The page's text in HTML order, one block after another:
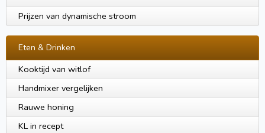
Prijzen van dynamische stroom
Eten & Drinken
Kooktijd van witlof
Handmixer vergelijken
Rauwe honing
KL in recept